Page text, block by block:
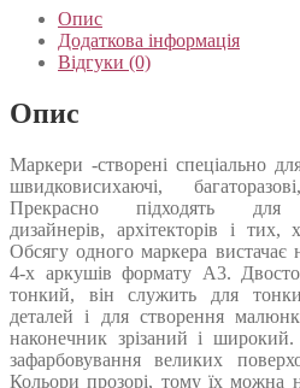
Опис
Додаткова інформація
Відгуки (0)
Опис
Маркери -створені спеціально
швидковисихаючі,
Прекрасно підходять для
дизайнерів, архітекторів і
Обсягу одного маркера вистачає
4-х аркушів формату А3.
тонкий, він служить для
деталей і для створення
наконечник зрізаний і
зафарбовування великих
Кольори прозорі, тому їх можна